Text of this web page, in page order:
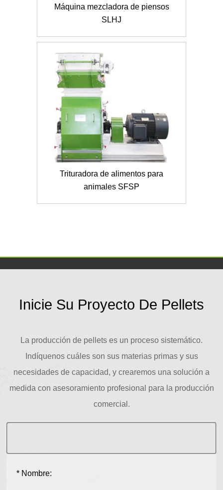
Máquina mezcladora de piensos
SLHJ
Trituradora de alimentos para
animales SFSP
Inicie Su Proyecto De Pellets
La producción de pellets es un proceso sistemático.
Indíquenos cuáles son sus materias primas y sus
necesidades de capacidad, y crearemos una solución a
medida con asesoramiento profesional para la producción
comercial.
* Nombre: